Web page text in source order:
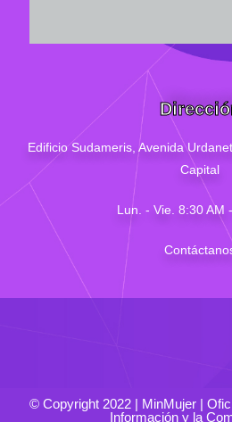
Edificio Sudameris, Avenida
Capital
Lun. - Vie. 8:30 AM
© Copyright 2022 | MinMujer |
Información y la